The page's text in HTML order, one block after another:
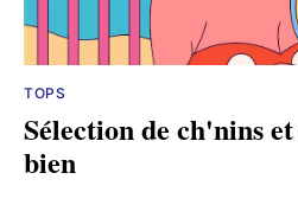
TOPS
Sélection de ch'nins
bien